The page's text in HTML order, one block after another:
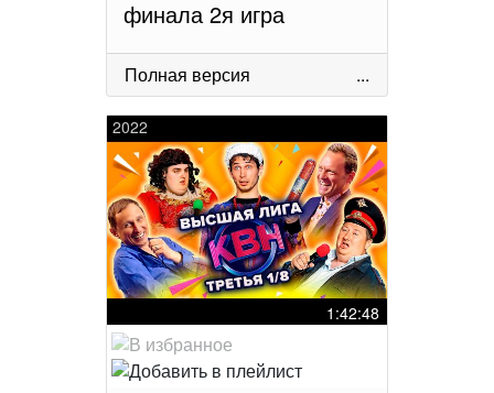
финала 2я игра
Полная версия ...
2022
1:42:48